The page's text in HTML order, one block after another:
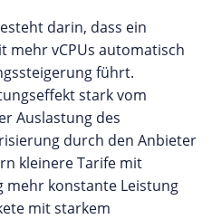
darin, dass ein
mehr vCPUs automatisch
führt.
stark vom
Auslastung des
durch den Anbieter
kleinere Tarife mit
mehr konstante Leistung
mit starkem